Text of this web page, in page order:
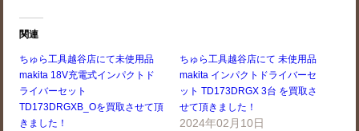
関連
ちゅら工具越谷店にて未使用品
makita 18V充電式インパクトド
ライバーセット
TD173DRGXB_Oを買取させて頂
きました！
ちゅら工具越谷店にて 未使用品
makita インパクトドライバーセ
ット TD173DRGX 3台 を買取さ
せて頂きました！
2024年02月10日